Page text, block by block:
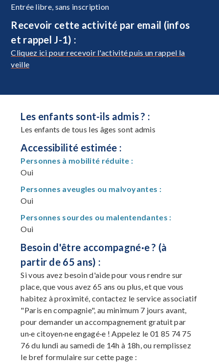
Entrée libre, sans inscription
Recevoir cette activité par email (infos
et rappel J-1) :
Cliquez ici pour recevoir l'activité puis un rappel la
veille
Les enfants sont-ils admis ? :
Les enfants de tous les âges sont admis
Accessibilité estimée :
Personnes à mobilité réduite :
Oui
Personnes aveugles ou malvoyantes :
Oui
Personnes sourdes ou malentendantes :
Oui
Besoin d'être accompagné·e ? (à
partir de 65 ans) :
Si vous avez besoin d'aide pour vous rendre sur
place, que vous avez 65 ans ou plus, et que vous
habitez à proximité, contactez le service associatif
"Paris en compagnie", au minimum 7 jours avant,
pour demander un accompagnement gratuit par
un·e citoyen·ne engagé·e ! Appelez le 01 85 74 75
76 du lundi au samedi de 14h à 18h, ou remplissez
le bref formulaire sur cette page :